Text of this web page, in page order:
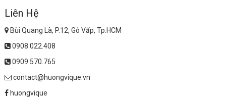
Liên Hệ
Bùi Quang Là, P.12, Gò Vấp, Tp.HCM
0908.022.408
0909.570.765
contact@huongvique.vn
huongvique